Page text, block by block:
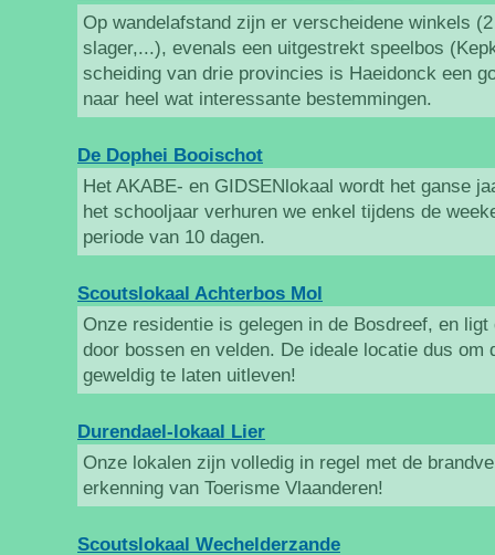
Op wandelafstand zijn er verscheidene winkels
slager,...), evenals een uitgestrekt speelbos
scheiding van drie provincies is Haeidonck een
naar heel wat interessante bestemmingen.
De Dophei Booischot
Het AKABE- en GIDSENlokaal wordt het ganse
het schooljaar verhuren we enkel tijdens de
periode van 10 dagen.
Scoutslokaal Achterbos Mol
Onze residentie is gelegen in de Bosdreef, en
door bossen en velden. De ideale locatie dus om
geweldig te laten uitleven!
Durendael-lokaal Lier
Onze lokalen zijn volledig in regel met de
erkenning van Toerisme Vlaanderen!
Scoutslokaal Wechelderzande